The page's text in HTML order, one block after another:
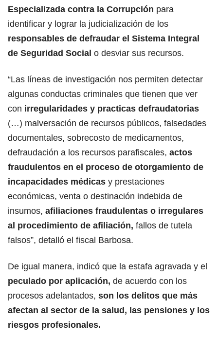
Especializada contra la Corrupción para
identificar y lograr la judicialización de los
responsables de defraudar el Sistema Integral
de Seguridad Social o desviar sus recursos.
“Las líneas de investigación nos permiten detectar
algunas conductas criminales que tienen que ver
con irregularidades y practicas defraudatorias
(…) malversación de recursos públicos, falsedades
documentales, sobrecosto de medicamentos,
defraudación a los recursos parafiscales, actos
fraudulentos en el proceso de otorgamiento de
incapacidades médicas y prestaciones
económicas, venta o destinación indebida de
insumos, afiliaciones fraudulentas o irregulares
al procedimiento de afiliación, fallos de tutela
falsos”, detalló el fiscal Barbosa.
De igual manera, indicó que la estafa agravada y el
peculado por aplicación, de acuerdo con los
procesos adelantados, son los delitos que más
afectan al sector de la salud, las pensiones y los
riesgos profesionales.